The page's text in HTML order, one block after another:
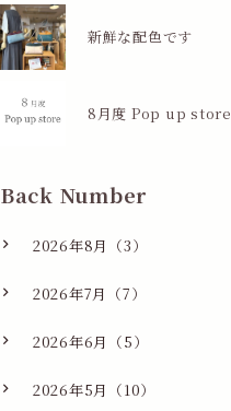
新鮮な配色です
8月度 Pop up store
Back Number
2026年8月（3）
2026年7月（7）
2026年6月（5）
2026年5月（10）